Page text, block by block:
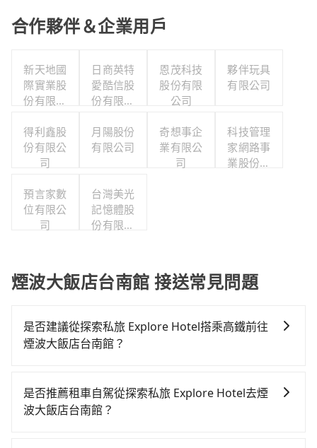
合作夥伴＆企業用戶
新天地國
際實業股
份有限公
日商英特
愛酷信股
份有限公
公司
恩茂科技
股份有限
公司
夥伴玩具
有限公司
得利鑫股
份有限公
司
月陽股份
有限公司
奇想事企
業有限公
司
科技管理
家網路事
業股份有
預言家數
位有限公
司
台灣美光
記憶體股
份有限公
煙波大飯店台南館 接送常見問題
是否建議從探索私旅 Explore Hotel搭乘高鐵前往
煙波大飯店台南館？
南館，高鐵乘坐舒適、較貴、費時！從最早06:25一直到
23:07，台中-台南一天最多有74班次高鐵可搭乘。假設
是否推薦租車自駕從探索私旅 Explore Hotel去煙
波大飯店台南館？